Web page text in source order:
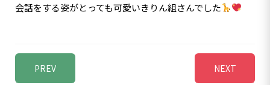
会話をする姿がとっても可愛いきりん組さんでした
PREV NEXT